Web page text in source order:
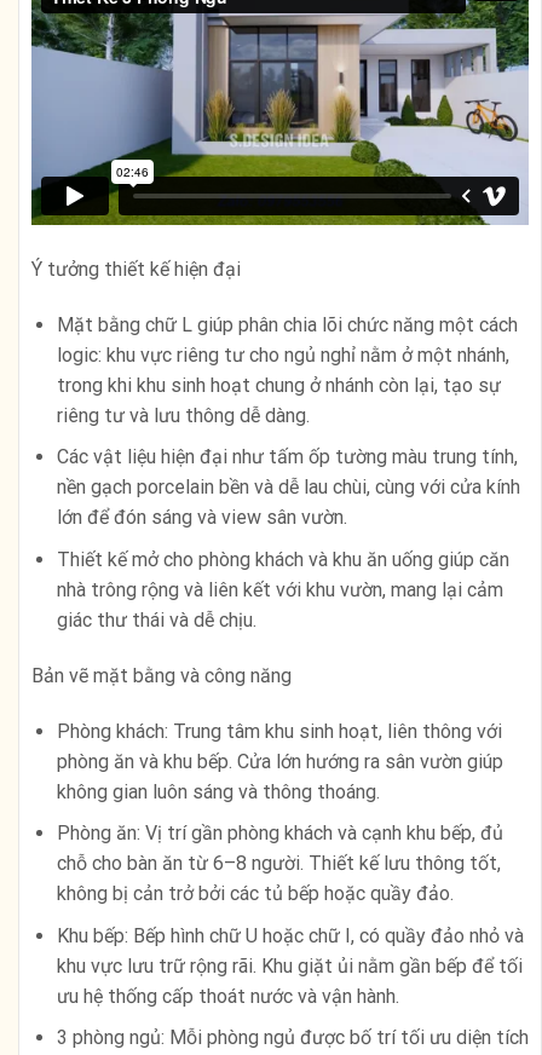
Ý tưởng thiết kế hiện đại
Mặt bằng chữ L giúp phân chia lõi chức năng một cách
logic: khu vực riêng tư cho ngủ nghỉ nằm ở một nhánh,
trong khi khu sinh hoạt chung ở nhánh còn lại, tạo sự
riêng tư và lưu thông dễ dàng.
Các vật liệu hiện đại như tấm ốp tường màu trung tính,
nền gạch porcelain bền và dễ lau chùi, cùng với cửa kính
lớn để đón sáng và view sân vườn.
Thiết kế mở cho phòng khách và khu ăn uống giúp căn
nhà trông rộng và liên kết với khu vườn, mang lại cảm
giác thư thái và dễ chịu.
Bản vẽ mặt bằng và công năng
Phòng khách: Trung tâm khu sinh hoạt, liên thông với
phòng ăn và khu bếp. Cửa lớn hướng ra sân vườn giúp
không gian luôn sáng và thông thoáng.
Phòng ăn: Vị trí gần phòng khách và cạnh khu bếp, đủ
chỗ cho bàn ăn từ 6–8 người. Thiết kế lưu thông tốt,
không bị cản trở bởi các tủ bếp hoặc quầy đảo.
Khu bếp: Bếp hình chữ U hoặc chữ I, có quầy đảo nhỏ và
khu vực lưu trữ rộng rãi. Khu giặt ủi nằm gần bếp để tối
ưu hệ thống cấp thoát nước và vận hành.
3 phòng ngủ: Mỗi phòng ngủ được bố trí tối ưu diện tích